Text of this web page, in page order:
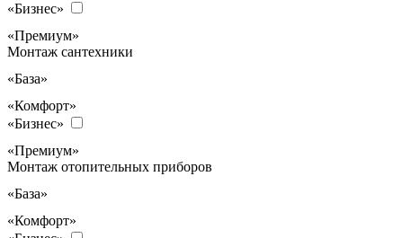
«Бизнес»
«Премиум»
Монтаж сантехники
«База»
«Комфорт»
«Бизнес»
«Премиум»
Монтаж отопительных приборов
«База»
«Комфорт»